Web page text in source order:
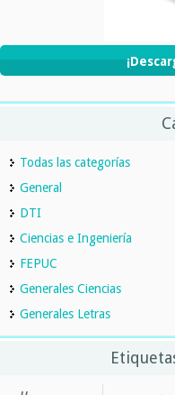
Todas las categorías
General
DTI
Ciencias e Ingeniería
FEPUC
Generales Ciencias
Generales Letras